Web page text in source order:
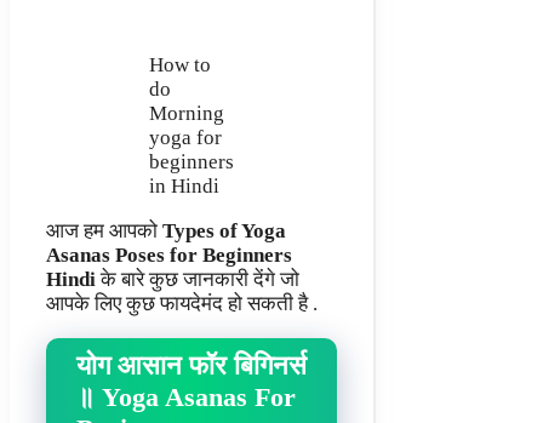
How to
do
Morning
yoga for
beginners
in Hindi
आज हम आपको Types of Yoga
Asanas Poses for Beginners
Hindiके बारे कुछ जानकारी देंगे जो
आपके लिए कुछ फायदेमंद हो सकती है .
योगआसान फॉर बिगिनर्स
॥ Yoga Asanas For